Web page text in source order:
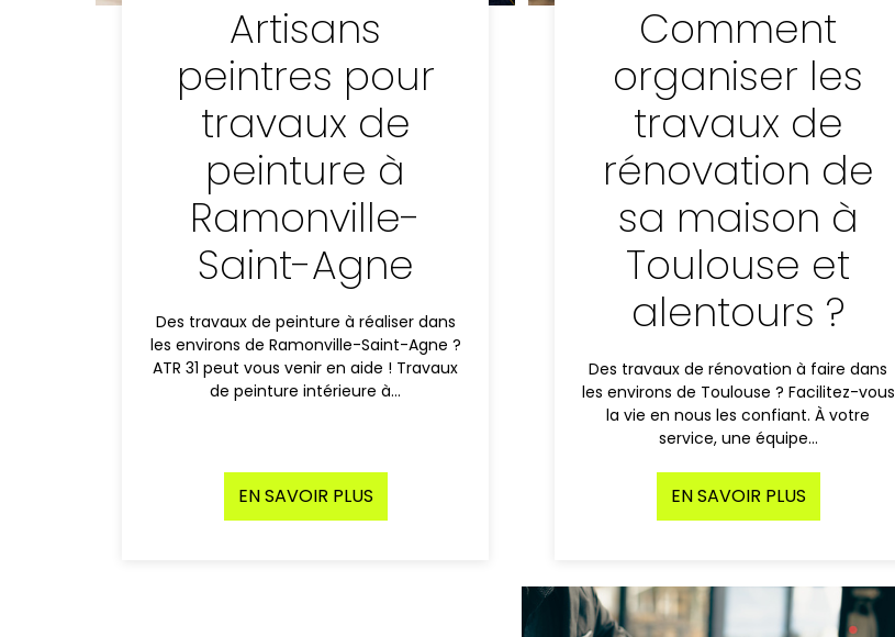
Artisans
peintres pour
travaux de
peinture à
Ramonville-
Saint-Agne
Des travaux de peinture à réaliser dans
les environs de Ramonville-Saint-Agne ?
ATR 31 peut vous venir en aide ! Travaux
de peinture intérieure à…
EN SAVOIR PLUS
Comment
organiser les
travaux de
rénovation de
sa maison à
Toulouse et
alentours ?
Des travaux de rénovation à faire dans
les environs de Toulouse ? Facilitez-vous
la vie en nous les confiant. À votre
service, une équipe…
EN SAVOIR PLUS